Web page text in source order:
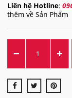
Liên hệ Hotline:
thêm về Sản Phẩm